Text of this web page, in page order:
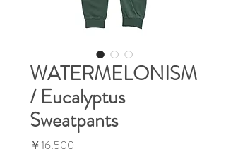
WATERMELONISM
/ Eucalyptus
Sweatpants
￥16,500